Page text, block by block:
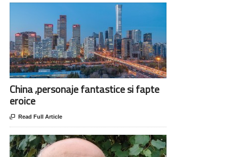
China ,personaje fantastice si fapte
eroice
 Read Full Article